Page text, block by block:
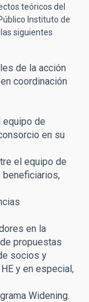
teóricos del
Instituto de
siguientes
de la acción
coordinación
equipo de
en su
el equipo de
en la
propuestas
socios y
y en especial,
Widening.